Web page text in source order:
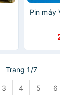
Pin máy
Trang 1/7
3 4 5 6